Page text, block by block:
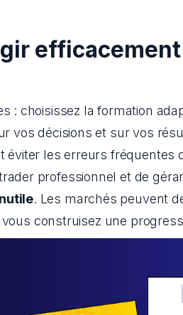
: choisissez la formation
vos décisions et sur vos
les erreurs fréquentes
professionnel et de
. Les marchés peuvent
construisez une